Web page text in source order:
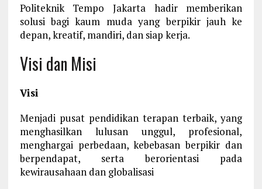
Politeknik Tempo Jakarta hadir memberikan
solusi bagi kaum muda yang berpikir jauh ke
depan, kreatif, mandiri, dan siap kerja.
Visi dan Misi
Visi
Menjadi pusat pendidikan terapan terbaik, yang
menghasilkan lulusan unggul, profesional,
menghargai perbedaan, kebebasan berpikir dan
berpendapat, serta berorientasi pada
kewirausahaan dan globalisasi